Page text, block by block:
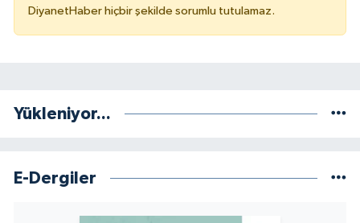
DiyanetHaber hiçbir şekilde sorumlu tutulamaz.
Yükleniyor...
E-Dergiler
Zonguldak Müftülüğü